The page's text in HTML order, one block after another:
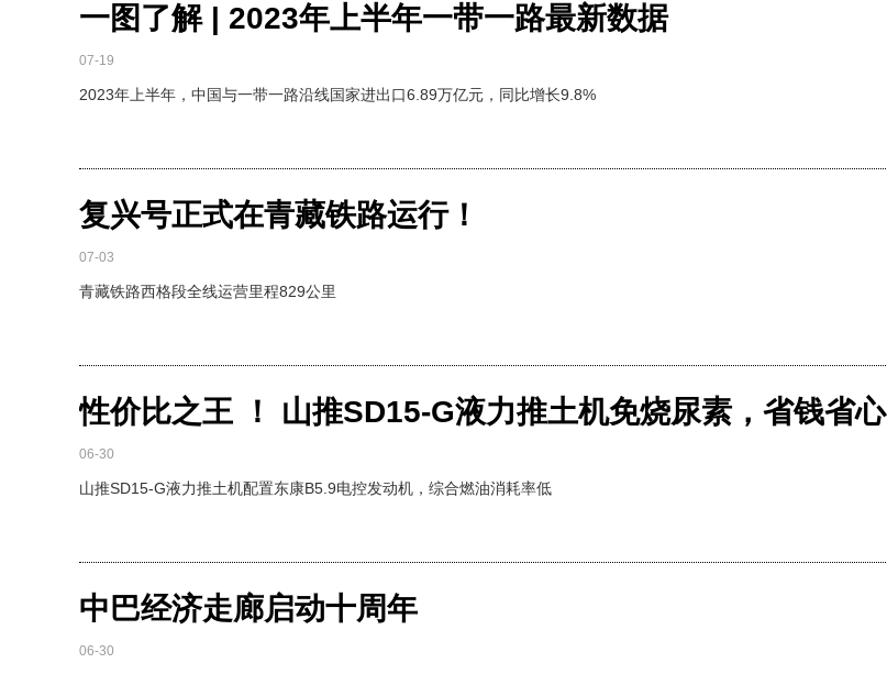
一图了解 | 2023年上半年一带一路最新数据
07-19
2023年上半年，中国与一带一路沿线国家进出口6.89万亿元，同比增长9.8%
复兴号正式在青藏铁路运行！
07-03
青藏铁路西格段全线运营里程829公里
性价比之王 ！ 山推SD15-G液力推土机免烧尿素，省钱省心
06-30
山推SD15-G液力推土机配置东康B5.9电控发动机，综合燃油消耗率低
中巴经济走廊启动十周年
06-30